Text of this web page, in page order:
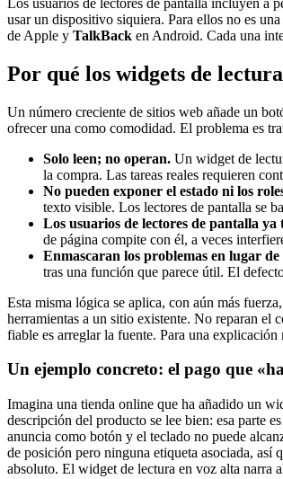
Los usuarios de lectores de pantalla incluyen a
usar un dispositivo siquiera. Para ellos no es
de Apple y TalkBack en Android. Cada una
Por qué los widgets de
Un número creciente de sitios web añade un
ofrecer una como comodidad. El problema es
Solo leen; no operan. Un widget de
la compra. Las tareas reales requieren
No pueden exponer el estado ni los
texto visible. Los lectores de pantalla se
Los usuarios de lectores de pantalla
de página compite con él, a veces
Enmascaran los problemas en lugar
tras una función que parece útil. El
Esta misma lógica se aplica, con aún más
herramientas a un sitio existente. No reparan el
fiable es arreglar la fuente. Para una
Un ejemplo concreto: el pago que
Imagina una tienda online que ha añadido un
descripción del producto se lee bien: esa parte
anuncia como botón y el teclado no puede
de posición pero ninguna etiqueta asociada,
absoluto. El widget de lectura en voz alta narra